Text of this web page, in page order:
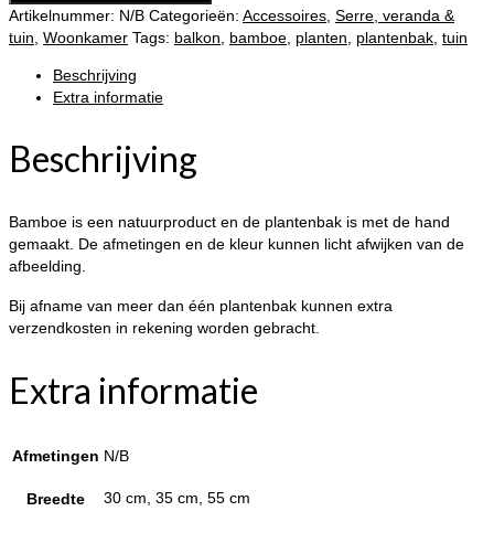
aantal
Artikelnummer: N/B Categorieën: Accessoires Serre, veranda &
tuin Woonkamer Tags: balkon bamboe planten plantenbak tuin
Beschrijving
Extra informatie
Beschrijving
Bamboe is een natuurproduct en de plantenbak is met de hand
gemaakt. De afmetingen en de kleur kunnen licht afwijken van de
afbeelding.
Bij afname van meer dan één plantenbak kunnen extra
verzendkosten in rekening worden gebracht.
Extra informatie
Afmetingen N/B
Breedte 30 cm, 35 cm, 55 cm